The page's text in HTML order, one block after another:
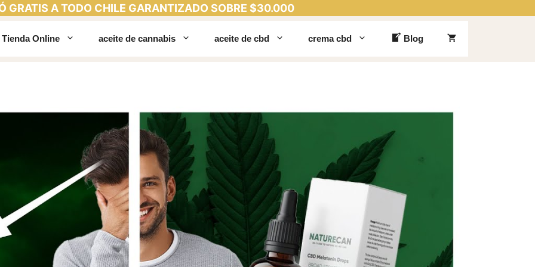
GRATIS A TODO CHILE GARANTIZADO SOBRE $30.000
Tienda Online aceite de cannabis aceite de cbd crema cbd Blog